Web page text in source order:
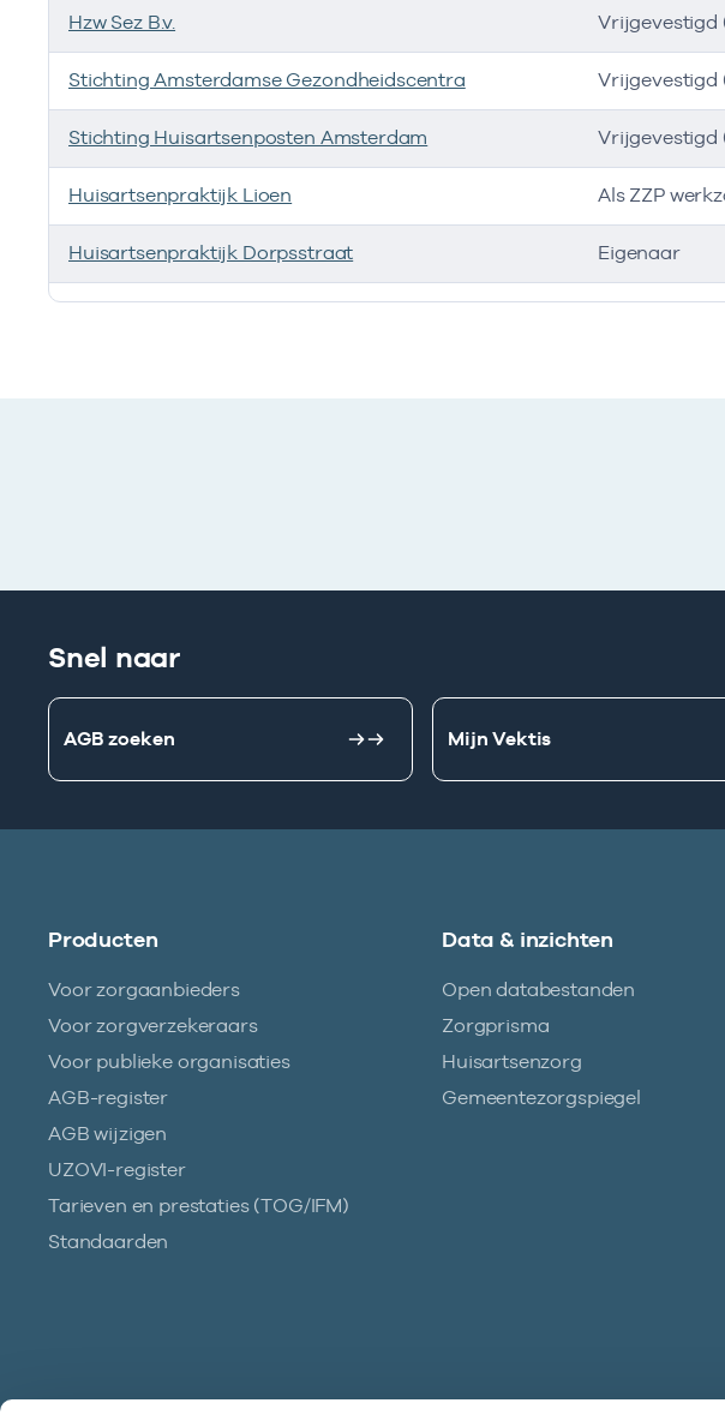
Ik heb een arbeidsrelatie met
Hzw Sez B.v. Vrijgevestigd
Stichting Amsterdamse Gezondheidscentra Vrijgevestigd
Stichting Huisartsenposten Amsterdam Vrijgevestigd
Huisartsenpraktijk Lioen Als ZZP
Huisartsenpraktijk Dorpsstraat Eigenaar
Snel naar
AGB zoeken Mijn Vektis
Producten
Voor zorgaanbieders
Voor zorgverzekeraars
Voor publieke organisaties
AGB-register
AGB wijzigen
UZOVI-register
Tarieven en prestaties (TOG/IFM)
Standaarden
Data & inzichten
Open databestanden
Zorgprisma
Huisartsenzorg
Gemeentezorgspiegel